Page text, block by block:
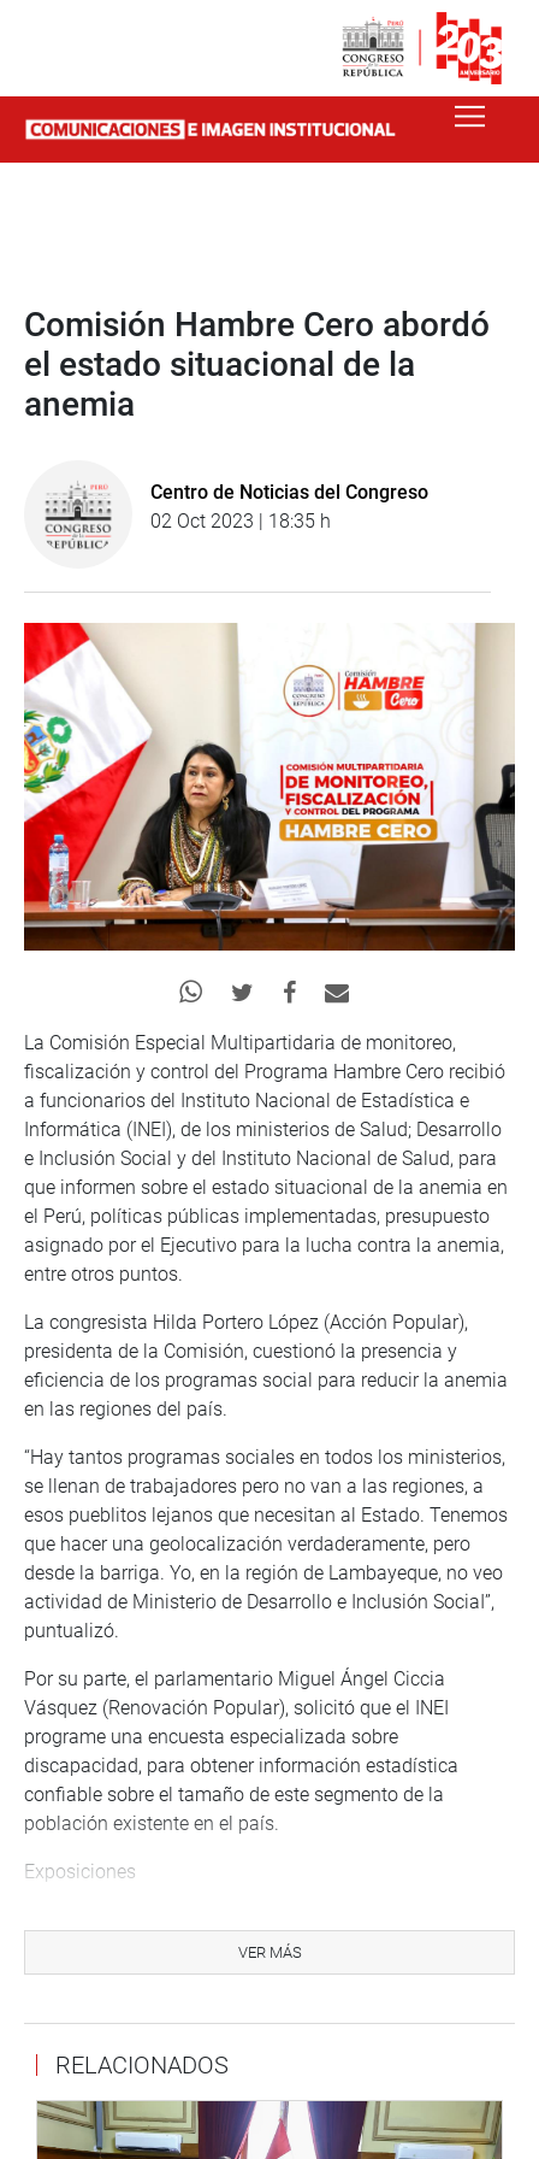
Comisión Hambre Cero abordó
el estado situacional de la
anemia
Centro de Noticias del Congreso
02 Oct 2023 | 18:35 h
La Comisión Especial Multipartidaria de monitoreo,
fiscalización y control del Programa Hambre Cero recibió
a funcionarios del Instituto Nacional de Estadística e
Informática (INEI), de los ministerios de Salud; Desarrollo
e Inclusión Social y del Instituto Nacional de Salud, para
que informen sobre el estado situacional de la anemia en
el Perú, políticas públicas implementadas, presupuesto
asignado por el Ejecutivo para la lucha contra la anemia,
entre otros puntos.
La congresista Hilda Portero López (Acción Popular),
presidenta de la Comisión, cuestionó la presencia y
eficiencia de los programas social para reducir la anemia
en las regiones del país.
“Hay tantos programas sociales en todos los ministerios,
se llenan de trabajadores pero no van a las regiones, a
esos pueblitos lejanos que necesitan al Estado. Tenemos
que hacer una geolocalización verdaderamente, pero
desde la barriga. Yo, en la región de Lambayeque, no veo
actividad de Ministerio de Desarrollo e Inclusión SociaI”,
puntualizó.
Por su parte, el parlamentario Miguel Ángel Ciccia
Vásquez (Renovación Popular), solicitó que el INEI
programe una encuesta especializada sobre
discapacidad, para obtener información estadística
confiable sobre el tamaño de este segmento de la
población existente en el país.
Exposiciones
resultados de la Encuesta Demográfica y de Salud
Familiar, muestran en el país, una tendencia hacia la
Precisó que esta pasó de 12,2% en el año 2018 a 11,1%
en el primer semestre 2023, según el Patrón de Referencia
de Crecimiento Internacional Infantil de la Organización
VER MÁS
RELACIONADOS